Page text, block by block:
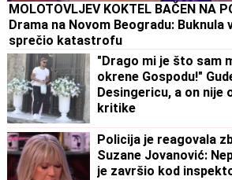
MOLOTOVLJEV KOKTEL BAČEN NA
Drama na Novom Beogradu: Buknula
sprečio katastrofu
"Drago mi je što sam
okrene Gospodu!"
Desingericu, a on nije
kritike
Policija je reagovala
Suzane Jovanović:
je završio kod